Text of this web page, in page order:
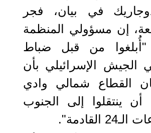
في بيان، فجر
إن مسؤولي المنظمة
من قبل ضباط
الجيش الإسرائيلي بأن
القطاع شمالي وادي
ينتقلوا إلى الجنوب
القادمة".